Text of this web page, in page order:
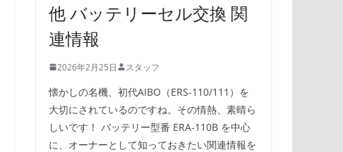
他 バッテリーセル交換 関
連情報
2026年2月25日 スタッフ
懐かしの名機、初代AIBO（ERS-110/111）を
大切にされているのですね。その情熱、素晴ら
しいです！ バッテリー型番 ERA-110B を中心
に、オーナーとして知っておきたい関連情報を